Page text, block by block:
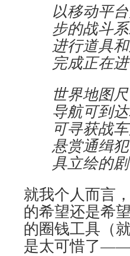
以移动平
步的战斗
进行道具
完成正在
世界地图
导航可到
可寻获战
悬赏通缉
具立绘的
就我个人而言
的希望还是希
的圈钱工具（
是太可惜了——